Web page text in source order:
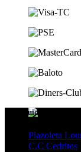
Distribuidores
Plazoleta
C.C Cedritos